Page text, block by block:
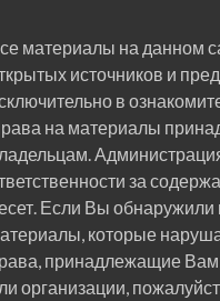
материалы на данном
источников и
в
на материалы
за
Если Вы
которые
принадлежащие
организации,